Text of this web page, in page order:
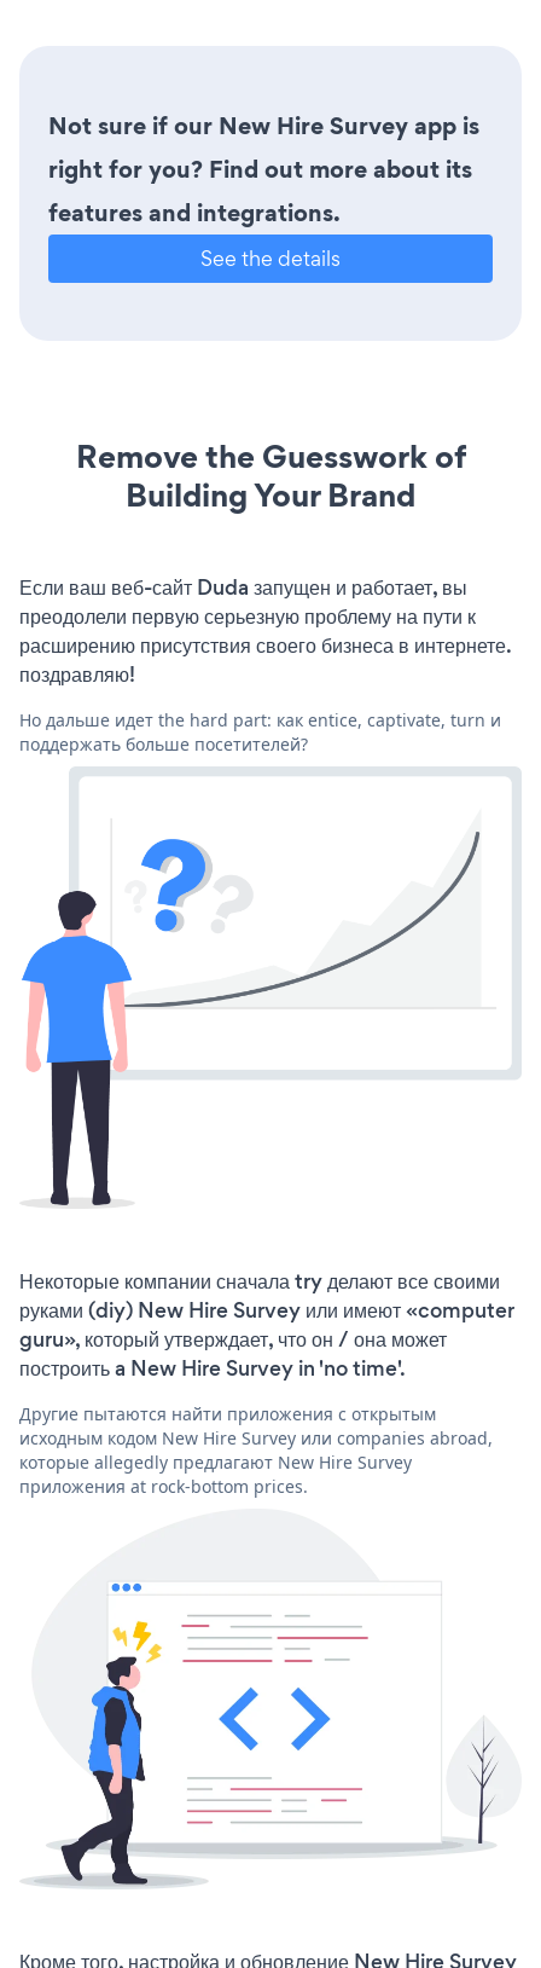
Not sure if our New Hire Survey app is
right for you? Find out more about its
features and integrations.
See the details
Remove the Guesswork of
Building Your Brand
Если ваш веб-сайт Duda запущен и работает, вы
преодолели первую серьезную проблему на пути к
расширению присутствия своего бизнеса в интернете.
поздравляю!
Но дальше идет the hard part: как entice, captivate, turn и
поддержать больше посетителей?
Некоторые компании сначала try делают все своими
руками (diy) New Hire Survey или имеют «computer
guru», который утверждает, что он / она может
построить a New Hire Survey in 'no time'.
Другие пытаются найти приложения с открытым
исходным кодом New Hire Survey или companies abroad,
которые allegedly предлагают New Hire Survey
приложения at rock-bottom prices.